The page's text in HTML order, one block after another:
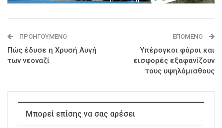
ΠΡΟΗΓΟΎΜΕΝΟ
Πώς έδυσε η Χρυσή Αυγή
των νεοναζί
ΕΠΌΜΕΝΟ
Υπέρογκοι φόροι και
εισφορές εξαφανίζουν
τους υψηλόμισθους
Μπορεί επίσης να σας αρέσει